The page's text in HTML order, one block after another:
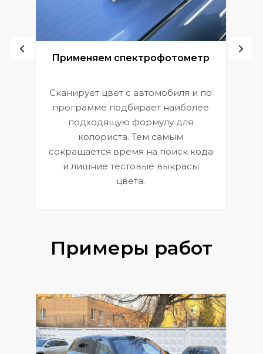
Применяем спектрофотометр
Сканирует цвет с автомобиля и по
программе подбирает наиболее
подходящую формулу для
колориста. Тем самым
сокращается время на поиск кода
и лишние тестовые выкрасы
цвета.
Примеры работ